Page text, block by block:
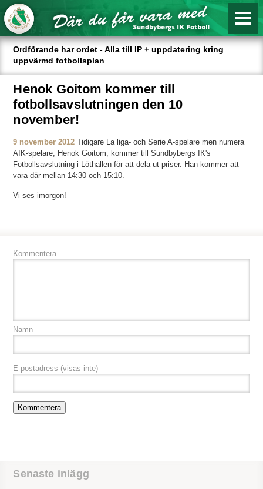
Ordförande har ordet - Alla till IP + uppdatering kring
uppvärmd fotbollsplan
Henok Goitom kommer till
fotbollsavslutningen den 10
november!
9 november 2012 Tidigare La liga- och Serie A-spelare men numera
AIK-spelare, Henok Goitom, kommer till Sundbybergs IK's
Fotbollsavslutning i Löthallen för att dela ut priser. Han kommer att
vara där mellan 14:30 och 15:10.
Vi ses imorgon!
Kommentera
Namn
E-postadress (visas inte)
Senaste inlägg